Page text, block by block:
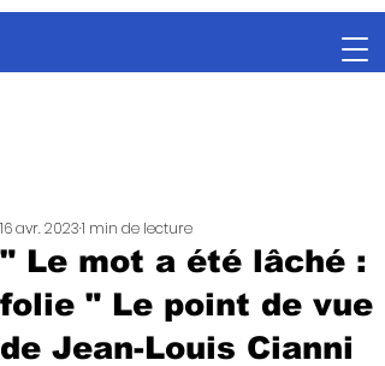
" Le mot a été lâché :
folie " Le point de vue
de Jean-Louis Cianni
16 avr. 20231 min de lecture